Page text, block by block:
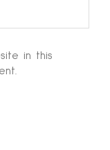
in this